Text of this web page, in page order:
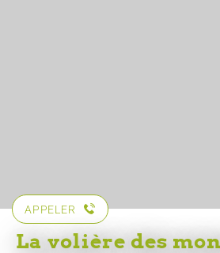
APPELER
La volière des